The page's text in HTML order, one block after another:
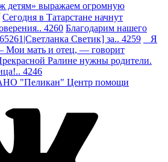
детям» выражаем огромную
Сегодня в Татарстане начнут
4260 Благодарим нашего
Светик] за.. 4259
Я
мать и отец, — говорит
Ралине нужны родители.
4246
"Пеликан" Центр помощи